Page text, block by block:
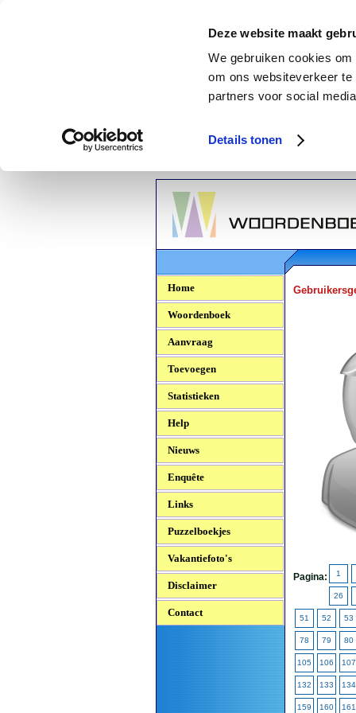
Deze website maakt
We gebruiken cookies
om ons websiteverkeer
partners voor social
Details tonen
Woordenboek.NU
Home
Woordenboek
Aanvraag
Toevoegen
Statistieken
Help
Nieuws
Enquête
Links
Puzzelboekjes
Vakantiefoto's
Disclaimer
Contact
Pagina: 1
26
51 52 53
78 79 80
105 106 107
132 133 134
159 160 161